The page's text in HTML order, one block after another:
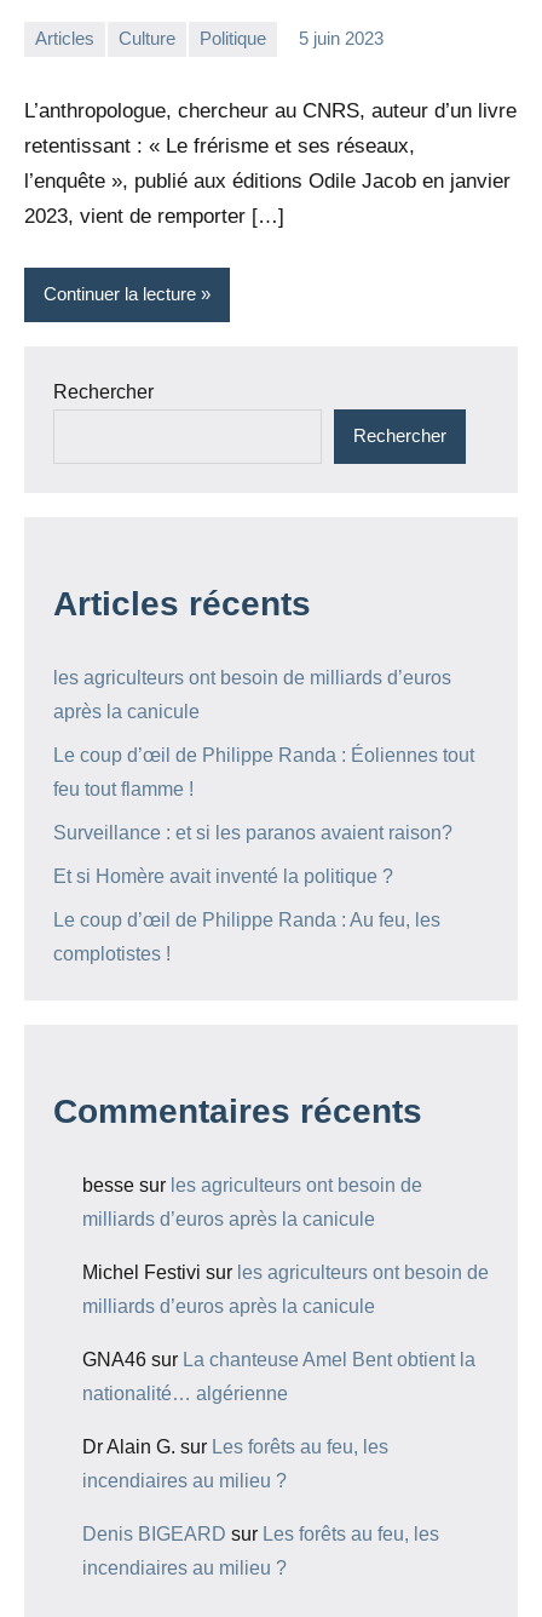
Articles Culture Politique 5 juin 2023
L’anthropologue, chercheur au CNRS, auteur d’un livre
retentissant : « Le frérisme et ses réseaux,
l’enquête », publié aux éditions Odile Jacob en janvier
2023, vient de remporter […]
Continuer la lecture
Rechercher
Rechercher
Articles récents
les agriculteurs ont besoin de milliards d’euros
après la canicule
Le coup d’œil de Philippe Randa : Éoliennes tout
feu tout flamme !
Surveillance : et si les paranos avaient raison?
Et si Homère avait inventé la politique ?
Le coup d’œil de Philippe Randa : Au feu, les
complotistes !
Commentaires récents
besse sur les agriculteurs ont besoin de
milliards d’euros après la canicule
Michel Festivi sur les agriculteurs ont besoin de
milliards d’euros après la canicule
GNA46 sur La chanteuse Amel Bent obtient la
nationalité… algérienne
Dr Alain G. sur Les forêts au feu, les
incendiaires au milieu ?
Denis BIGEARD sur Les forêts au feu, les
incendiaires au milieu ?